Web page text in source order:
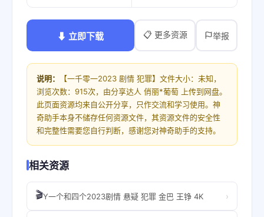
⬇ 立即下载 📋 更多资源 举报
说明：
【一千零一2023 剧情 犯罪】文件大小：未知，
浏览次数：915次，由分享达人 俏丽*葡萄 上传到网盘。
此页面资源均来自公开分享，只作交流和学习使用。神
奇助手本身不储存任何资源文件，其资源文件的安全性
和完整性需要您自行判断，感谢您对神奇助手的支持。
相关资源
🎬Y一个和四个2023剧情 悬疑 犯罪 金巴 王铮 4K ›